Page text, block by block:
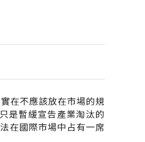
在不應該放在市場的規
是暫緩宣告產業淘汰的
在國際市場中占有一席